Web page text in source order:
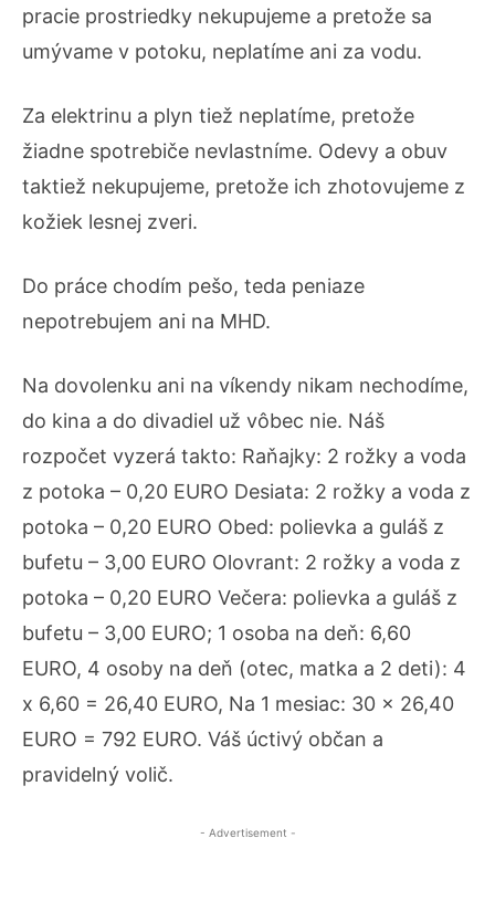
pracie prostriedky nekupujeme a pretože sa
umývame v potoku, neplatíme ani za vodu.
Za elektrinu a plyn tiež neplatíme, pretože
žiadne spotrebiče nevlastníme. Odevy a obuv
taktiež nekupujeme, pretože ich zhotovujeme z
kožiek lesnej zveri.
Do práce chodím pešo, teda peniaze
nepotrebujem ani na MHD.
Na dovolenku ani na víkendy nikam nechodíme,
do kina a do divadiel už vôbec nie. Náš
rozpočet vyzerá takto: Raňajky: 2 rožky a voda
z potoka – 0,20 EURO Desiata: 2 rožky a voda z
potoka – 0,20 EURO Obed: polievka a guláš z
bufetu – 3,00 EURO Olovrant: 2 rožky a voda z
potoka – 0,20 EURO Večera: polievka a guláš z
bufetu – 3,00 EURO; 1 osoba na deň: 6,60
EURO, 4 osoby na deň (otec, matka a 2 deti): 4
x 6,60 = 26,40 EURO, Na 1 mesiac: 30 x 26,40
EURO = 792 EURO. Váš úctivý občan a
pravidelný volič.
- Advertisement -